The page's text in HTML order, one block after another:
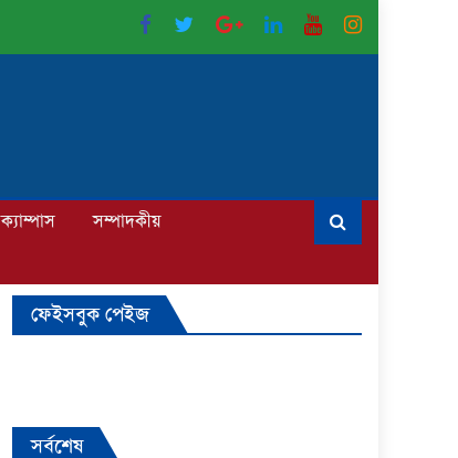
সম্পাদকীয়
ফেইসবুক পেইজ
সর্বশেষ